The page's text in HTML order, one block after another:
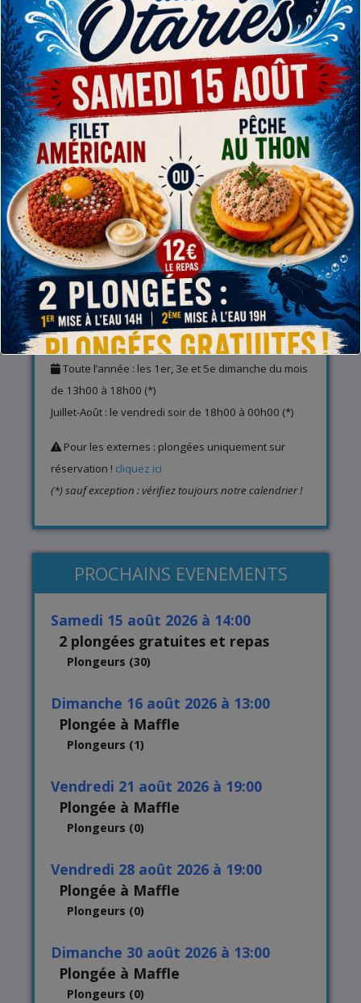
Plongeurs Externes (0/25)
Responsable Bar (0/1)
Responsable Gonflage (0/1)
RETROUVEZ-NOUS
A l’entrainement (infos et baptême piscine)
Rue de Gand, 1 – 7800 Ath
De Septembre à Juin : les mardis de 20h00 à 21h00
sauf pendant les semaines de congés scolaires (*)
A la carrière (infos et plongées)
Chaussée de Mons, 419 – 7810 Maffle (Ath)
Toute l’année : les 1er, 3e et 5e dimanche du mois
de 13h00 à 18h00 (*)
Juillet-Août : le vendredi soir de 18h00 à 00h00 (*)
Pour les externes : plongées uniquement sur
réservation ! cliquez ici
(*) sauf exception : vérifiez toujours notre calendrier !
PROCHAINS EVENEMENTS
samedi 15 août 2026 à 14:00
2 plongées gratuites et repas
Plongeurs (30)
dimanche 16 août 2026 à 13:00
Plongée à Maffle
Plongeurs (1)
vendredi 21 août 2026 à 19:00
Plongée à Maffle
Plongeurs (0)
vendredi 28 août 2026 à 19:00
Plongée à Maffle
Plongeurs (0)
dimanche 30 août 2026 à 13:00
Plongée à Maffle
Plongeurs (0)